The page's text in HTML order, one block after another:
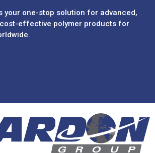
your one-stop solution for advanced,
effective polymer products for